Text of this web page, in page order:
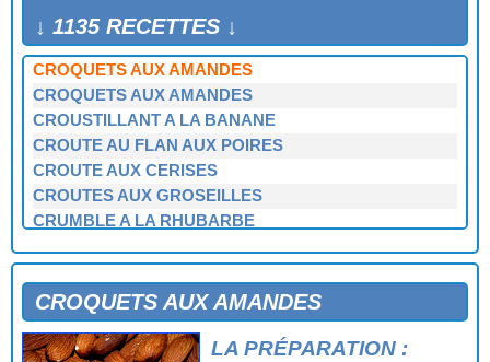
↓ 1135 RECETTES ↓
CREPIA AUX NOIX
CROQUANT AUX POMMES
CROQUETS AUX AMANDES
CROQUETS AUX AMANDES
CROUSTILLANT A LA BANANE
CROUTE AU FLAN AUX POIRES
CROUTE AUX CERISES
CROUTES AUX GROSEILLES
CRUMBLE A LA RHUBARBE
DATTES FOURREES
DATTES, PRUNEAUX ET NOIX FARCIS
DELICE AU CAFE
CROQUETS AUX AMANDES
LA PRÉPARATION :